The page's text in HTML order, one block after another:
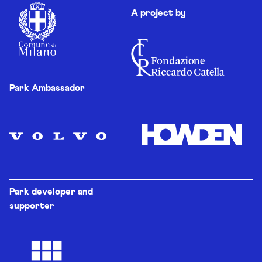
A project by
Park Ambassador
Park developer and
supporter